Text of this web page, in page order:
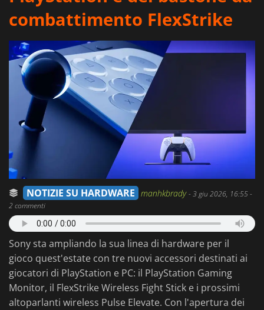
NOTIZIE
combattimento FlexStrike
NOTIZIE SU HARDWARE manhkbrady-3 giu 2026, 16:55-
2 commenti
Sony sta ampliando la sua linea di hardware per il
gioco quest'estate con tre nuovi accessori destinati ai
giocatori di PlayStation e PC: il PlayStation Gaming
Monitor, il FlexStrike Wireless Fight Stick e i prossimi
altoparlanti wireless Pulse Elevate. Con l'apertura dei